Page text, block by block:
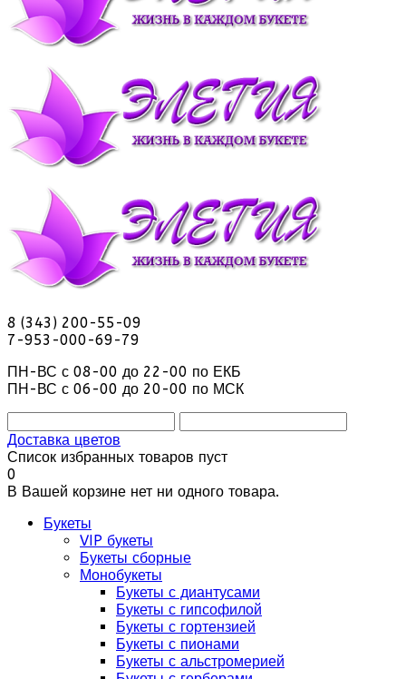
8 (343) 200-55-09
7-953-000-69-79
ПН-ВС с 08-00 до 22-00 по ЕКБ
ПН-ВС с 06-00 до 20-00 по МСК
Доставка цветов
Список избранных товаров пуст
0
В Вашей корзине нет ни одного товара.
Букеты
VIP букеты
Букеты сборные
Монобукеты
Букеты с диантусами
Букеты с гипсофилой
Букеты с гортензией
Букеты с пионами
Букеты с альстромерией